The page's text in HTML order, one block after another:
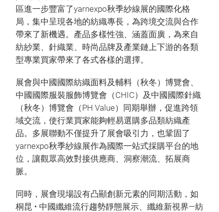
區進一步豐富了yarnexpo秋季紗線展的國際化格
局，集中呈現各地的紡織專長，為跨境交流與合作
帶來了新機遇。產品多樣性強、涵蓋面廣，為來自
紡紗業、針織業、時尚品牌及產業鏈上下游的各類
型專業買家帶來了各式各樣的選擇。
展會與中國國際紡織面料及輔料（秋冬）博覽會、
中國國際服裝服飾博覽會（CHIC）及中國國際針織
（秋冬）博覽會（PH Value）同期舉辦，促進跨領
域交流，使行業買家能夠輕易選購多品類紡織產
品。多展聯動不僅提升了展會吸引力，也鞏固了
yarnexpo秋季紗線展作為國際一站式採購平台的地
位，讓觀眾高效對接供應商、洞察潮流、拓展商
脈。
同時，展會現場設有凸顯創新元素的同期活動，如
桐昆 • 中國纖維流行趨勢靜態展示、纖維新視界—紡